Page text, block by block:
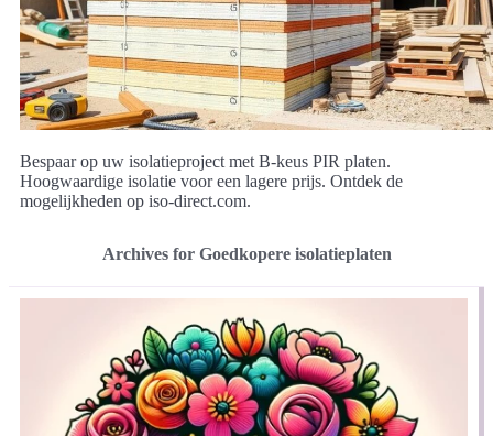
Bespaar op uw isolatieproject met B-keus PIR platen.
Hoogwaardige isolatie voor een lagere prijs. Ontdek de
mogelijkheden op iso-direct.com.
Archives for Goedkopere isolatieplaten